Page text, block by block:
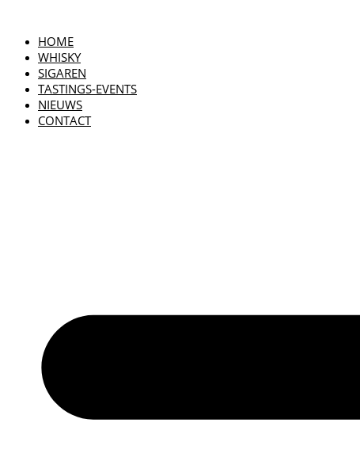
HOME
WHISKY
SIGAREN
TASTINGS-EVENTS
NIEUWS
CONTACT